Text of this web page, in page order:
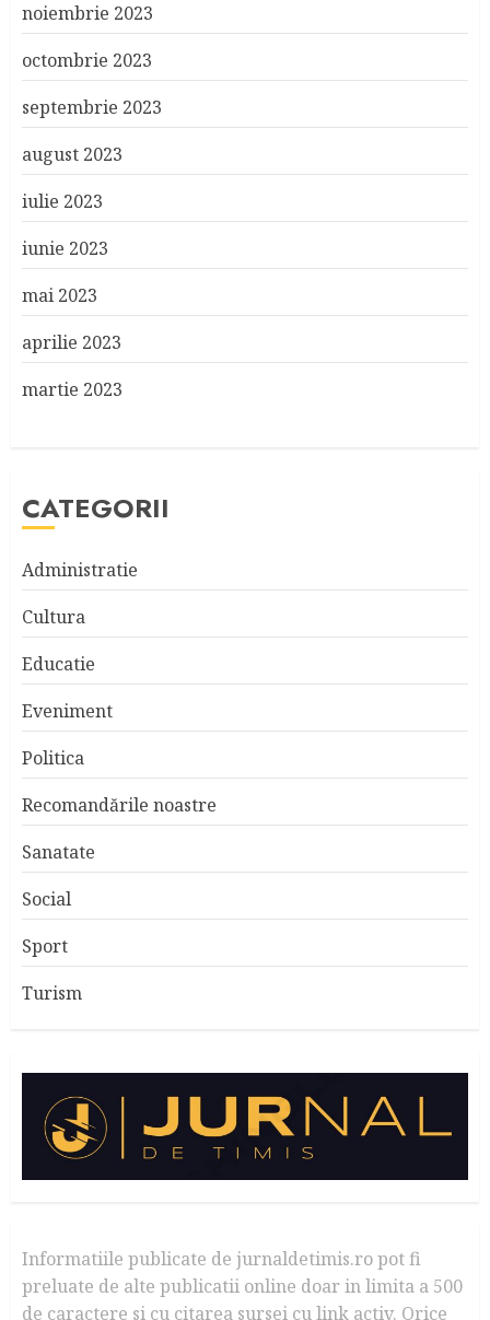
noiembrie 2023
octombrie 2023
septembrie 2023
august 2023
iulie 2023
iunie 2023
mai 2023
aprilie 2023
martie 2023
CATEGORII
Administratie
Cultura
Educatie
Eveniment
Politica
Recomandările noastre
Sanatate
Social
Sport
Turism
Informatiile publicate de jurnaldetimis.ro pot fi
preluate de alte publicatii online doar in limita a 500
de caractere si cu citarea sursei cu link activ. Orice